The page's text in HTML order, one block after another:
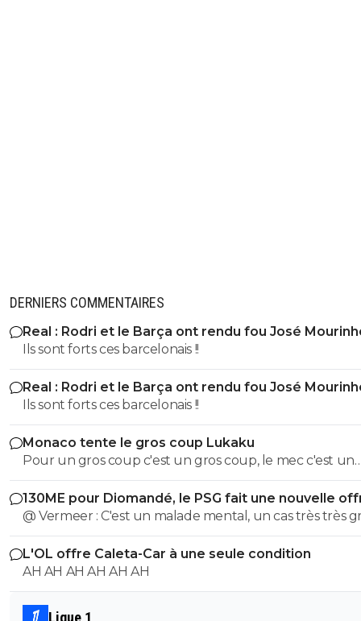
DERNIERS COMMENTAIRES
Real : Rodri et le Barça ont rendu fou José
Ils sont forts ces barcelonais !!
Real : Rodri et le Barça ont rendu fou José
Ils sont forts ces barcelonais !!
Monaco tente le gros coup Lukaku
Pour un gros coup c'est un gros coup, le mec c'est un
Sumotori !
130ME pour Diomandé, le PSG fait une nouvelle
@ Vermeer : C'est un malade mental, un cas très très
Beaucoup plus grave que l'autre porc sur maxi.
L'OL offre Caleta-Car à une seule condition
AH AH AH AH AH AH
Ligue 1